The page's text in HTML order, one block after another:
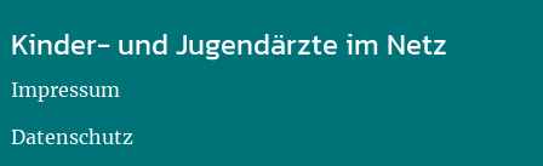
Kinder- und Jugendärzte im Netz
Impressum
Datenschutz